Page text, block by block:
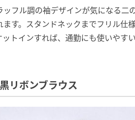
フル調の袖デザインが気になる二
す。スタンドネックまでフリル仕
トインすれば、通勤にも使いやす
リボンブラウス